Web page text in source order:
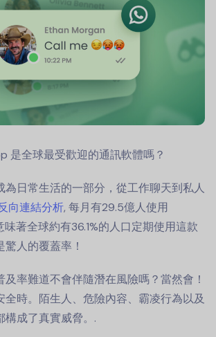
是全球最受歡迎的通訊軟體嗎？
為日常生活的一部分，從工作聊天到私人
向連結分析, 每月有29.5億人使用
著全球約有36.1%的人口定期使用這款
人的覆蓋率！
率難道不會伴隨潛在風險嗎？當然會！
全時。陌生人、危險內容、霸凌行為以及
構成了真實威脅。.